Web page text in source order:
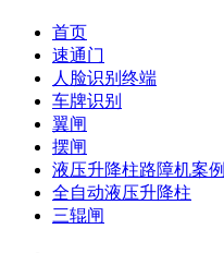
首页
速通门
人脸识别终端
车牌识别
翼闸
摆闸
液压升降柱路障机案例
全自动液压升降柱
三辊闸